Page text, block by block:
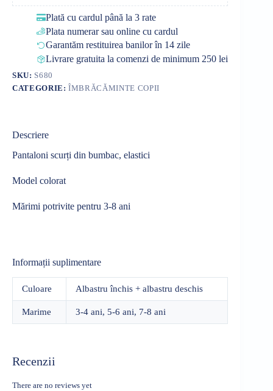
Plată cu cardul până la 3 rate
Plata numerar sau online cu cardul
Garantăm restituirea banilor în 14 zile
Livrare gratuita la comenzi de minimum 250 lei
SKU: S680
CATEGORIE:ÎMBRĂCĂMINTE COPII
Descriere
Pantaloni scurți din bumbac, elastici
Model colorat
Mărimi potrivite pentru 3-8 ani
Informații suplimentare
Culoare Albastru închis + albastru deschis
Marime 3-4 ani, 5-6 ani, 7-8 ani
Recenzii
There are no reviews yet